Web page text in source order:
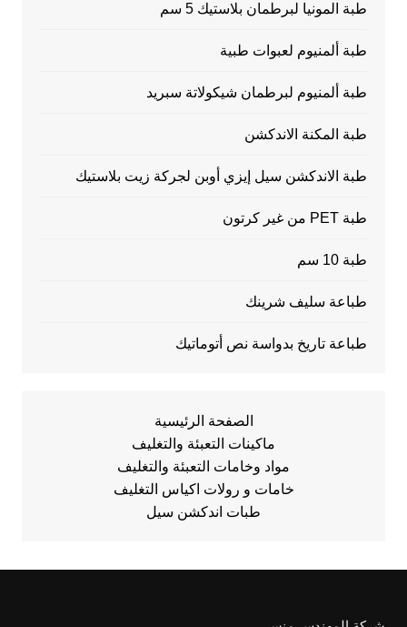
طبة المونيا لبرطمان بلاستيك 5 سم
طبة ألمنيوم لعبوات طبية
طبة ألمنيوم لبرطمان شيكولاتة سبريد
طبة المكنة الاندكشن
طبة الاندكشن سيل إيزي أوبن لجركة زيت بلاستيك
طبة PET من غير كرتون
طبة 10 سم
طباعة سليف شرينك
طباعة تاريخ بدواسة نص أتوماتيك
الصفحة الرئيسية
ماكينات التعبئة والتغليف
مواد وخامات التعبئة والتغليف
خامات و رولات اكياس التغليف
طبات اندكشن سيل